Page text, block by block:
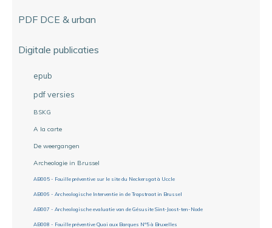
PDF DCE & urban
Digitale publicaties
epub
pdf versies
BSKG
A la carte
De weergangen
Archeologie in Brussel
AB005 - Fouille préventive sur le site du Neckersgat à Uccle
AB006 - Archeologische Interventie in de Trapstraat in Brussel
AB007 - Archeologische evaluatie van de Gésusite Sint-Joost-ten-Node
AB008 - Fouille préventive Quai aux Barques N°5 à Bruxelles